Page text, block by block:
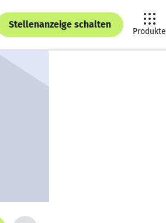
Stellenanzeige schalten
Produkte